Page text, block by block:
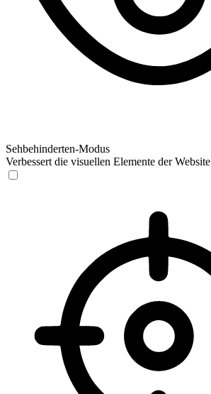
Sehbehinderten-Modus
Verbessert die visuellen Elemente der Website